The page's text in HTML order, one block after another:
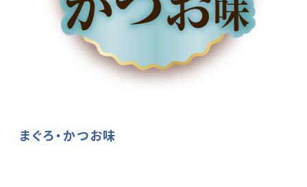
まぐろ・かつお味